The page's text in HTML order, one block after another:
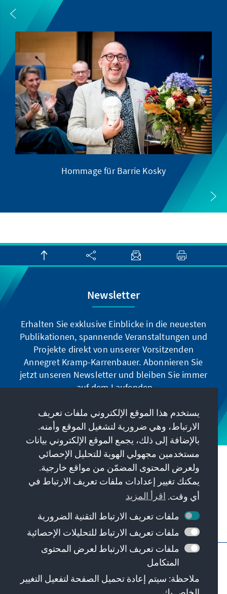
Hommage für Barrie Kosky
Newsletter
Erhalten Sie exklusive Einblicke in die neuesten
Publikationen, spannende Veranstaltungen und
Projekte direkt von unserer Vorsitzenden
Annegret Kramp-Karrenbauer. Abonnieren Sie
jetzt unseren Newsletter und bleiben Sie immer
auf dem Laufenden.
Jetzt abonnieren
مهمتنا
معلومات الاتصال
عروض أخرى من المؤسسة
النبذة القانونية حماية البيانات
شروط الاستخدام
Erklärung zur Barrierefreiheit
خريطة الموقع
يستخدم هذا الموقع الإلكتروني ملفات تعريف
الارتباط، وهي ضرورية لتشغيل الموقع وأمنه.
بالإضافة إلى ذلك، يجمع الموقع الإلكتروني بيانات
مستخدمين مجهولي الهوية للتحليل الإحصائي
ولعرض المحتوى المضمّن من مواقع خارجية.
يمكنك تغيير إعدادات ملفات تعريف الارتباط في
أي وقت. اقرأ المزيد
ملفات تعريف الارتباط التقنية الضرورية
ملفات تعريف الارتباط للتحليلات الإحصائية
ملفات تعريف الارتباط لعرض المحتوى
المتكامل
ملاحظة: سيتم إعادة تحميل الصفحة لتفعيل التغيير